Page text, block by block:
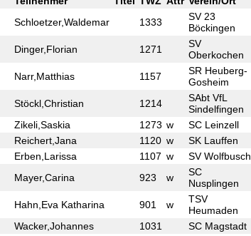
Schloetzer,Waldemar 1333
SV 23
Böckingen
Dinger,Florian 1271
SV
Oberkochen
Narr,Matthias 1157
SR Heuberg-
Gosheim
Stöckl,Christian 1214
SAbt VfL
Sindelfingen
Zikeli,Saskia 1273 w SC Leinzell
Reichert,Jana 1120 w SK Lauffen
Erben,Larissa 1107 w SV Wolfbusch
Mayer,Carina 923 w
SC
Nusplingen
Hahn,Eva Katharina 901 w
TSV
Heumaden
Wacker,Johannes 1031 SC Magstadt